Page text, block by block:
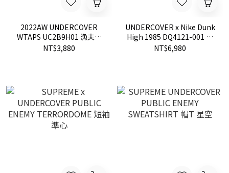
2022AW UNDERCOVER
WTAPS UC2B9H01 漁夫帽
聯名款 現貨
NT$3,880
UNDERCOVER x Nike Dunk
High 1985 DQ4121-001 聯
名 高筒 鞋款
NT$6,980